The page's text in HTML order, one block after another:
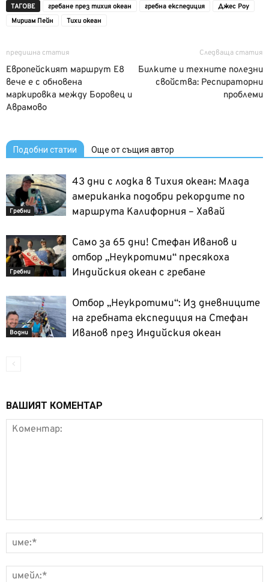
ТАГОВЕ гребане през тихия океан гребна експедиция
Джес Роу
Мириам Пейн
Тихи океан
предишна статия
Европейският маршрут Е8
вече е с обновена
маркировка между Боровец и
Аврамово
Следваща статия
Билките и техните полезни
свойства: Респираторни
проблеми
Подобни статии Още от същия автор
Гребни
43 дни с лодка в Тихия океан: Млада
американка подобри рекордите по
маршрута Калифорния – Хавай
Гребни
Само за 65 дни! Стефан Иванов и
отбор „Неукротими“ пресякоха
Индийския океан с гребане
Водни
Отбор „Неукротими“: Из дневниците
на гребната експедиция на Стефан
Иванов през Индийския океан
ВАШИЯТ КОМЕНТАР